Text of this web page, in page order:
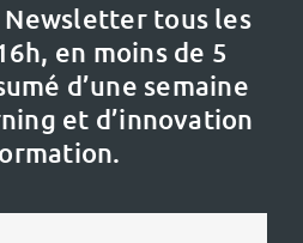
Newsletter tous les
en moins de 5
d’une semaine
et d’innovation